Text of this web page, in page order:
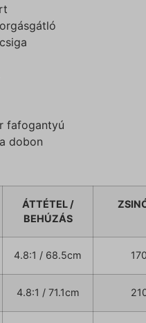
fafogantyú
dobon
ÁTTÉTEL /
BEHÚZÁS
4.8:1 / 68.5cm
4.8:1 / 71.1cm